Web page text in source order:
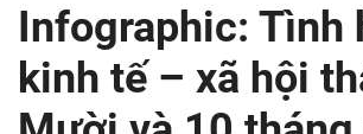
Infographic: Tình
kinh tế – xã hội